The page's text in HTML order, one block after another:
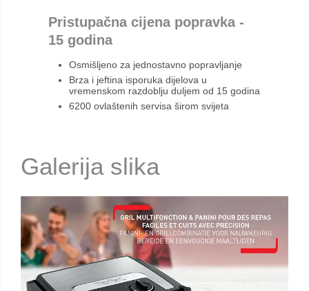
Pristupačna cijena popravka -
15 godina
Osmišljeno za jednostavno popravljanje
Brza i jeftina isporuka dijelova u
vremenskom razdoblju duljem od 15 godina
6200 ovlaštenih servisa širom svijeta
Galerija slika